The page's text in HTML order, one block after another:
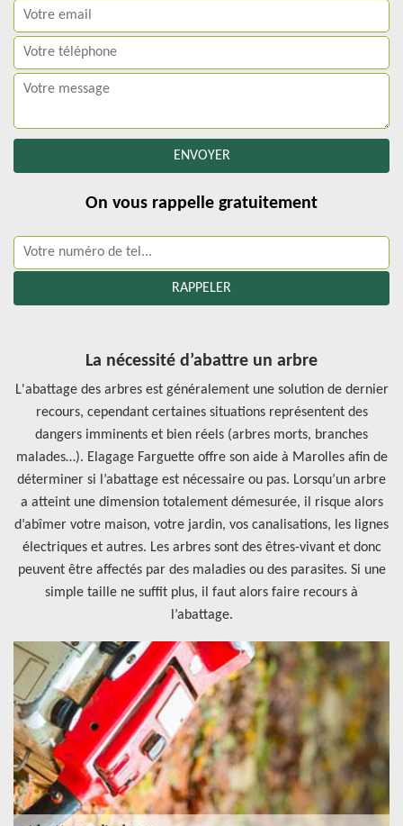
On vous rappelle gratuitement
La nécessité d’abattre un arbre
L'abattage des arbres est généralement une solution de dernier
recours, cependant certaines situations représentent des
dangers imminents et bien réels (arbres morts, branches
malades…). Elagage Farguette offre son aide à Marolles afin de
déterminer si l’abattage est nécessaire ou pas. Lorsqu’un arbre
a atteint une dimension totalement démesurée, il risque alors
d’abîmer votre maison, votre jardin, vos canalisations, les lignes
électriques et autres. Les arbres sont des êtres-vivant et donc
peuvent être affectés par des maladies ou des parasites. Si une
simple taille ne suffit plus, il faut alors faire recours à
l’abattage.